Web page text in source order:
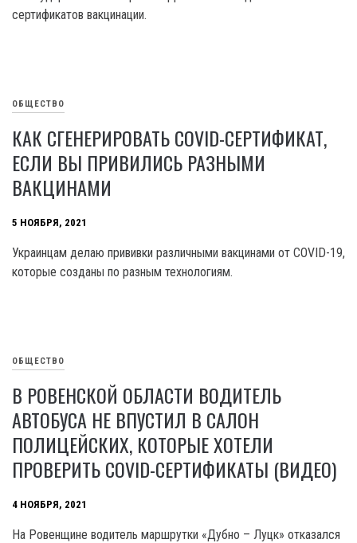
сертификатов вакцинации.
ОБЩЕСТВО
КАК СГЕНЕРИРОВАТЬ COVID-СЕРТИФИКАТ,
ЕСЛИ ВЫ ПРИВИЛИСЬ РАЗНЫМИ
ВАКЦИНАМИ
5 НОЯБРЯ, 2021
Украинцам делаю прививки различными вакцинами от COVID-19,
которые созданы по разным технологиям.
ОБЩЕСТВО
В РОВЕНСКОЙ ОБЛАСТИ ВОДИТЕЛЬ
АВТОБУСА НЕ ВПУСТИЛ В САЛОН
ПОЛИЦЕЙСКИХ, КОТОРЫЕ ХОТЕЛИ
ПРОВЕРИТЬ COVID-СЕРТИФИКАТЫ (ВИДЕО)
4 НОЯБРЯ, 2021
На Ровенщине водитель маршрутки «Дубно – Луцк» отказался